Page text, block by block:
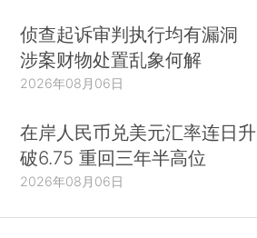
侦查起诉审判执行均有漏洞
涉案财物处置乱象何解
2026年08月06日
在岸人民币兑美元汇率连日升
破6.75 重回三年半高位
2026年08月06日